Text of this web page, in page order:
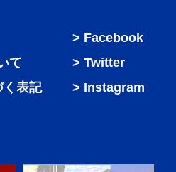
て
く表記
Facebook
Twitter
Instagram